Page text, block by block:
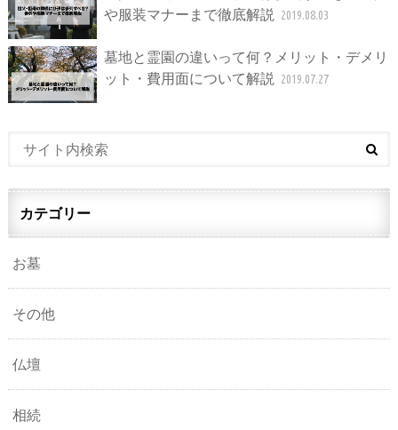
や服装マナーまで徹底解説
2019.08.03
墓地と霊園の違いって何？メリット・デメリ
ット・費用面について解説
2019.07.27
カテゴリー
お墓
その他
仏壇
相続